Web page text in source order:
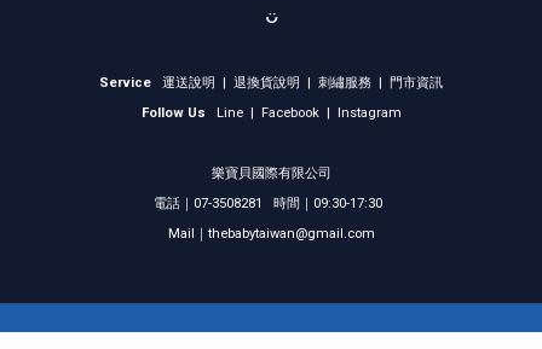
ᴗ̈
Service 運送說明 | 退換貨說明 | 刺繡服務 | 門市資訊
Follow Us
Line| Facebook| Instagram
樂寶貝國際有限公司
電話｜07-3508281 時間｜09:30-17:30
Mail｜thebabytaiwan@gmail.com